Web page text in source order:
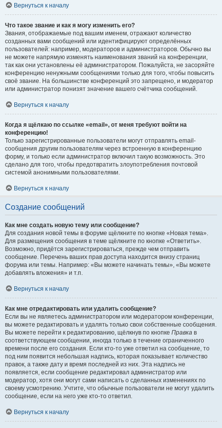
Вернуться к началу
Что такое звание и как я могу изменить его?
Звания, отображаемые под вашим именем, отражают количество
созданных вами сообщений или идентифицируют определённых
пользователей: например, модераторов и администраторов. Обычно вы
не можете напрямую изменять наименования званий на конференции,
так как они установлены её администратором. Пожалуйста, не засоряйте
конференцию ненужными сообщениями только для того, чтобы повысить
своё звание. На большинстве конференций это запрещено, и модератор
или администратор понизят значение вашего счётчика сообщений.
Вернуться к началу
Когда я щёлкаю по ссылке «email», от меня требуют войти на
конференцию!
Только зарегистрированные пользователи могут отправлять email-
сообщения другим пользователям через встроенную в конференцию
форму, и только если администратор включил такую возможность. Это
сделано для того, чтобы предотвратить злоупотребления почтовой
системой анонимными пользователями.
Вернуться к началу
Создание сообщений
Как мне создать новую тему или сообщение?
Для создания новой темы в форуме щёлкните по кнопке «Новая тема».
Для размещения сообщения в теме щёлкните по кнопке «Ответить».
Возможно, придётся зарегистрироваться, прежде чем отправить
сообщение. Перечень ваших прав доступа находится внизу страниц
форума или темы. Например: «Вы можете начинать темы», «Вы можете
добавлять вложения» и т.п.
Вернуться к началу
Как мне отредактировать или удалить сообщение?
Если вы не являетесь администратором или модератором конференции,
вы можете редактировать и удалять только свои собственные сообщения.
Вы можете перейти к редактированию, щёлкнув по кнопке Правка в
соответствующем сообщении, иногда только в течение ограниченного
времени после его создания. Если кто-то уже ответил на сообщение, то
под ним появится небольшая надпись, которая показывает количество
правок, а также дату и время последней из них. Эта надпись не
появляется, если сообщение редактировал администратор или
модератор, хотя они могут сами написать о сделанных изменениях по
своему усмотрению. Учтите, что обычные пользователи не могут удалить
сообщение, если на него уже кто-то ответил.
Вернуться к началу